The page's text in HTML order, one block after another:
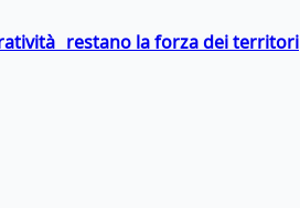
restano la forza dei territori